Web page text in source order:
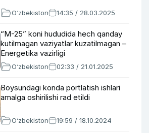
O‘zbekiston 14:35 / 28.03.2025
“M-25” koni hududida hech qanday
kutilmagan vaziyatlar kuzatilmagan –
Energetika vazirligi
O‘zbekiston 02:33 / 21.01.2025
Boysundagi konda portlatish ishlari
amalga oshirilishi rad etildi
O‘zbekiston 19:59 / 18.10.2024